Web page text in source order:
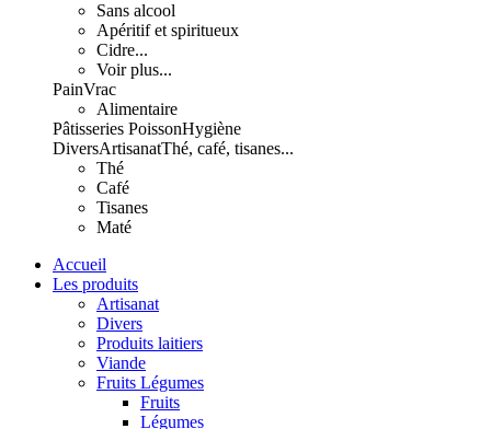
Sans alcool
Apéritif et spiritueux
Cidre...
Voir plus...
PainVrac
Alimentaire
Pâtisseries PoissonHygiène
DiversArtisanatThé, café, tisanes...
Thé
Café
Tisanes
Maté
Accueil
Les produits
Artisanat
Divers
Produits laitiers
Viande
Fruits Légumes
Fruits
Légumes